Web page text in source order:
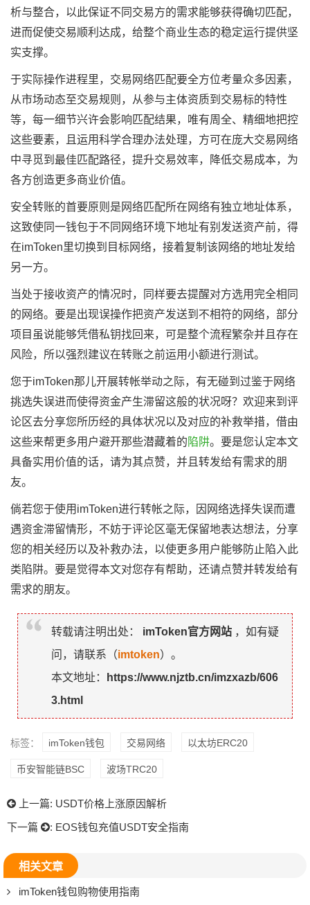
析与整合，以此保证不同交易方的需求能够获得确切匹配，
进而促使交易顺利达成，给整个商业生态的稳定运行提供坚
实支撑。
于实际操作进程里，交易网络匹配要全方位考量众多因素，
从市场动态至交易规则，从参与主体资质到交易标的特性
等，每一细节兴许会影响匹配结果，唯有周全、精细地把控
这些要素，且运用科学合理办法处理，方可在庞大交易网络
中寻觅到最佳匹配路径，提升交易效率，降低交易成本，为
各方创造更多商业价值。
安全转账的首要原则是网络匹配所在网络有独立地址体系，
这致使同一钱包于不同网络环境下地址有别发送资产前，得
在imToken里切换到目标网络，接着复制该网络的地址发给
另一方。
当处于接收资产的情况时，同样要去提醒对方选用完全相同
的网络。要是出现误操作把资产发送到不相符的网络，部分
项目虽说能够凭借私钥找回来，可是整个流程繁杂并且存在
风险，所以强烈建议在转账之前运用小额进行测试。
您于imToken那儿开展转帐举动之际，有无碰到过鉴于网络
挑选失误进而使得资金产生滞留这般的状况呀？欢迎来到评
论区去分享您所历经的具体状况以及对应的补救举措，借由
这些来帮更多用户避开那些潜藏着的 陷阱。要是您认定本文
具备实用价值的话，请为其点赞，并且转发给有需求的朋
友。
倘若您于使用imToken进行转帐之际，因网络选择失误而遭
遇资金滞留情形，不妨于评论区毫无保留地表达想法，分享
您的相关经历以及补救办法，以使更多用户能够防止陷入此
类陷阱。要是觉得本文对您存有帮助，还请点赞并转发给有
需求的朋友。
转载请注明出处： imToken官方网站 ，如有疑
问，请联系（imtoken）。
本文地址：
https://www.njztb.cn/imzxazb/606
3.html
标签： imToken钱包 交易网络 以太坊ERC20
币安智能链BSC 波场TRC20
上一篇: USDT价格上涨原因解析
下一篇
: EOS钱包充值USDT安全指南
相关文章
imToken钱包购物使用指南